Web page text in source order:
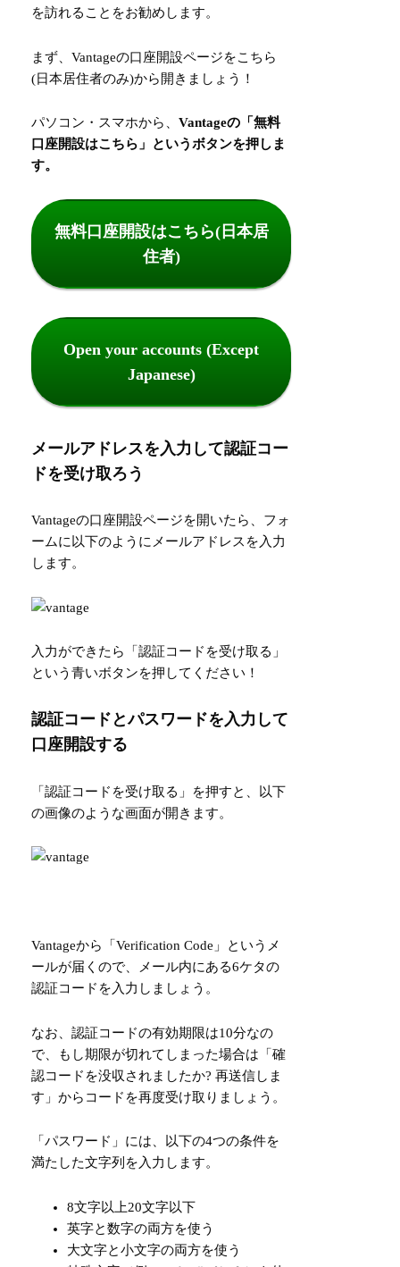
を訪れることをお勧めします。
まず、Vantageの口座開設ページをこちら
(日本居住者のみ)から開きましょう！
パソコン・スマホから、Vantageの「無料
口座開設はこちら」というボタンを押しま
す。
無料口座開設はこちら(日本居
住者)
Open your accounts (Except
Japanese)
メールアドレスを入力して認証コー
ドを受け取ろう
Vantageの口座開設ページを開いたら、フォ
ームに以下のようにメールアドレスを入力
します。
入力ができたら「認証コードを受け取る」
という青いボタンを押してください！
認証コードとパスワードを入力して
口座開設する
「認証コードを受け取る」を押すと、以下
の画像のような画面が開きます。
Vantageから「Verification Code」というメ
ールが届くので、
メール内にある6ケタの
認証コードを入力 しましょう。
なお、認証コードの有効期限は10分なの
で、もし期限が切れてしまった場合は「確
認コードを没収されましたか? 再送信しま
す」からコードを再度受け取りましょう。
「パスワード」には、以下の4つの条件を
満たした文字列を入力します。
8文字以上20文字以下
英字と数字の両方を使う
大文字と小文字の両方を使う